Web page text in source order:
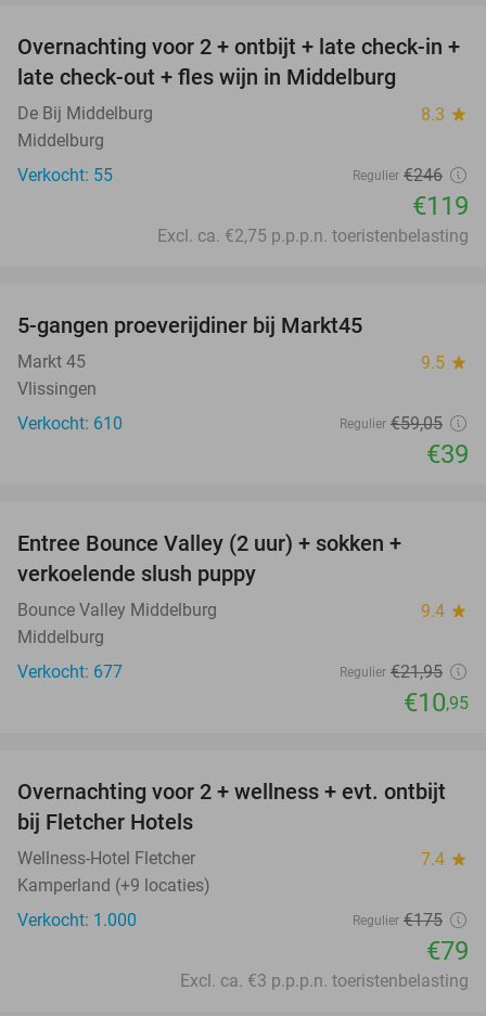
52%
Overnachting voor 2 + ontbijt + late check-in +
late check-out + fles wijn in Middelburg
De Bij Middelburg 8.3 star
Middelburg
Verkocht: 55
Regulier €246
€119
Excl. ca. €2,75 p.p.p.n. toeristenbelasting
5-gangen proeverijdiner bij Markt45
Markt 45 9.5 star
Vlissingen
Verkocht: 610
Regulier €59,05
€39
Entree Bounce Valley (2 uur) + sokken +
verkoelende slush puppy
Bounce Valley Middelburg 9.4 star
Middelburg
Verkocht: 677
Regulier €21,95
€10,95
55%
Overnachting voor 2 + wellness + evt. ontbijt
bij Fletcher Hotels
Wellness-Hotel Fletcher 7.4 star
Kamperland (+9 locaties)
Verkocht: 1.000
Regulier €175
€79
Excl. ca. €3 p.p.p.n. toeristenbelasting